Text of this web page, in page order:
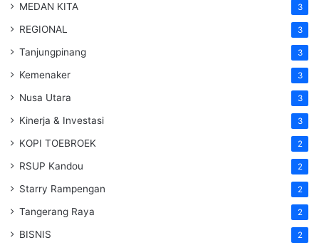
MEDAN KITA 3
REGIONAL 3
Tanjungpinang 3
Kemenaker 3
Nusa Utara 3
Kinerja & Investasi 3
KOPI TOEBROEK 2
RSUP Kandou 2
Starry Rampengan 2
Tangerang Raya 2
BISNIS 2